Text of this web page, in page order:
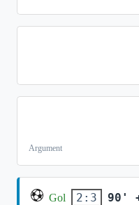
Argument
Gol 2:3 90'